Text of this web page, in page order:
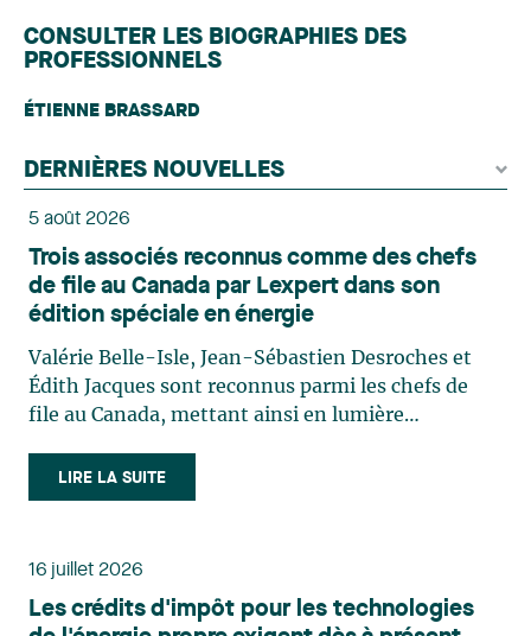
CONSULTER LES BIOGRAPHIES DES
PROFESSIONNELS
ÉTIENNE BRASSARD
DERNIÈRES NOUVELLES
5 août 2026
Trois associés reconnus comme des chefs
de file au Canada par Lexpert dans son
édition spéciale en énergie
Valérie Belle-Isle, Jean-Sébastien Desroches et
Édith Jacques sont reconnus parmi les chefs de
file au Canada, mettant ainsi en lumière
le domaine du droit des technologies. Valérie
Belle-Isle est associée au sein du groupe de droit
principalement sur le droit de l’environnement,
du territoire. Elle conseille et représente une
LIRE LA SUITE
16 juillet 2026
Les crédits d'impôt pour les technologies